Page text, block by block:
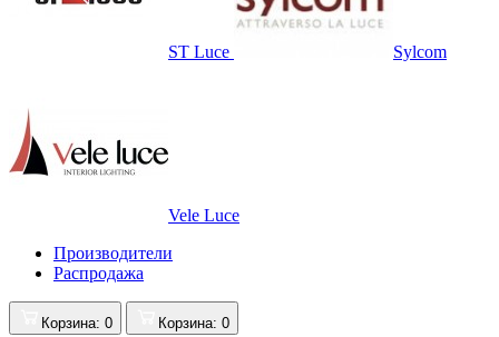
ST Luce Sylcom
Vele Luce
Производители
Распродажа
Корзина: 0 Корзина: 0